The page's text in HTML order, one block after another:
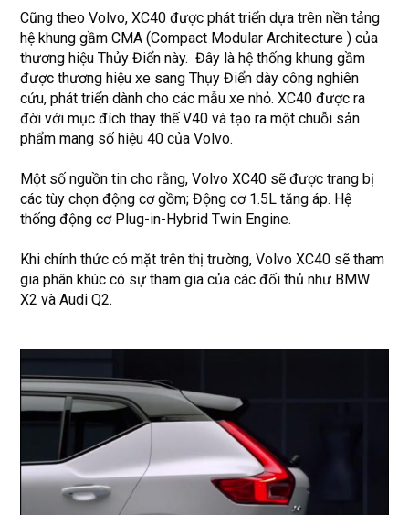
Cũng theo Volvo, XC40 được phát triển dựa trên nền tảng
hệ khung gầm CMA (Compact Modular Architecture ) của
thương hiệu Thủy Điển này. Đây là hệ thống khung gầm
được thương hiệu xe sang Thụy Điển dày công nghiên
cứu, phát triển dành cho các mẫu xe nhỏ. XC40 được ra
đời với mục đích thay thế V40 và tạo ra một chuỗi sản
phẩm mang số hiệu 40 của Volvo.
Một số nguồn tin cho rằng, Volvo XC40 sẽ được trang bị
các tùy chọn động cơ gồm; Động cơ 1.5L tăng áp. Hệ
thống động cơ Plug-in-Hybrid Twin Engine.
Khi chính thức có mặt trên thị trường, Volvo XC40 sẽ tham
gia phân khúc có sự tham gia của các đối thủ như BMW
X2 và Audi Q2.